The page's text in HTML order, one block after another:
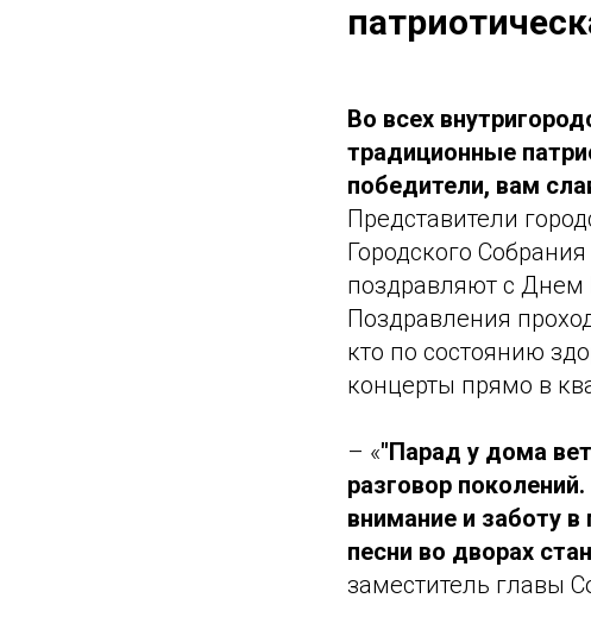
Во всех
традиционные
победители, вам
Представители
Городского
поздравляют с Днем
Поздравления
кто по состоянию
концерты прямо в
– «"Парад у дома
разговор
внимание и заботу
песни во дворах
заместитель главы